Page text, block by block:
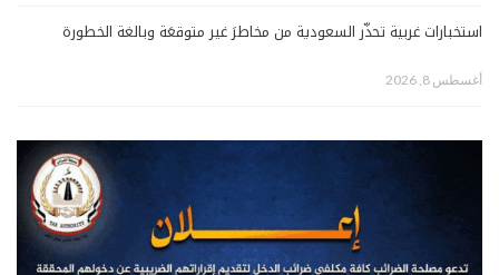
استخبارات غربية تحذّر السعودية من مخاطرَ غير متوقعَة وبالغة الخطورة
أغسطس 8, 2026